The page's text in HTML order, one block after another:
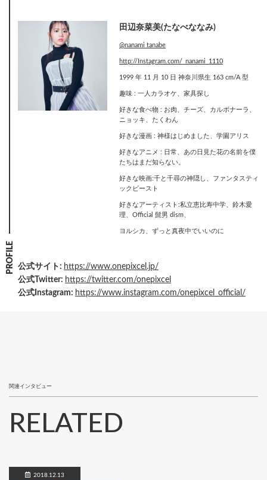
PROFILE
田辺奈菜美(たなべななみ)
@nanami tanabe
http://Instagram.com/_nanami_1110
1999 年 11 月 10 日 神奈川県生 163 cm/A 型
趣味 : 一人カラオケ、家具探し
好きな食べ物 : お肉、チーズ、カルボナーラ、
ニョッキ、たくわん
好きな漫画 : 神様はじめました、学園アリス
好きなアニメ : 日常、あの日見た花の名前を僕
たちはまだ知らない。
好きな映画:千と千尋の神隠し、ファンタスティ
ックビースト
好きなアーティスト:私立恵比寿中学、鈴木愛
理、Official 髭男 dism、
ヨルシカ、ずっと真夜中でいいのに
公式サイト: https://www.onepixcel.jp/
公式Twitter: https://twitter.com/onepixcel
公式Instagram: https://www.instagram.com/onepixcel_official/
関連インタビュー
RELATED
2018.12.13